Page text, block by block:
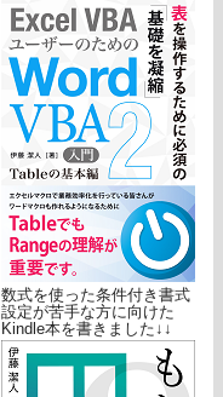
数式を使った条件付き書式
設定が苦手な方に向けた
Kindle本を書きました↓↓